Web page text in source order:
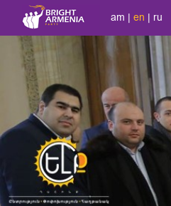
am | en | ru